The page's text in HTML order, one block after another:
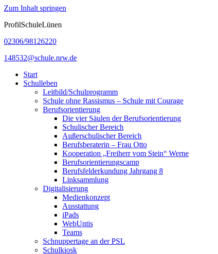
Zum Inhalt springen
ProfilSchuleLünen
02306/98126220
148532@schule.nrw.de
Start
Schulleben
Leitbild/Schulprogramm
Schule ohne Rassismus – Schule mit Courage
Berufsorientierung
Die vier Säulen der Berufsorientierung
Schulischer Bereich
Außerschulischer Bereich
Berufsberaterin – Frau Otto
Kooperation „Freiherr vom Stein“ Werne
Berufsorientierungscamp
Berufsfelderkundung Jahrgang 8
Linksammlung
Digitalisierung
Medienkonzept
Ausstattung
iPads
WebUntis
Teams
Schnuppertage an der PSL
Schulkiosk